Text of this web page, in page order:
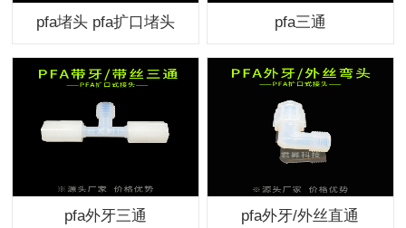
pfa堵头 pfa扩口堵头 pfa三通
pfa外牙三通 pfa外牙/外丝直通